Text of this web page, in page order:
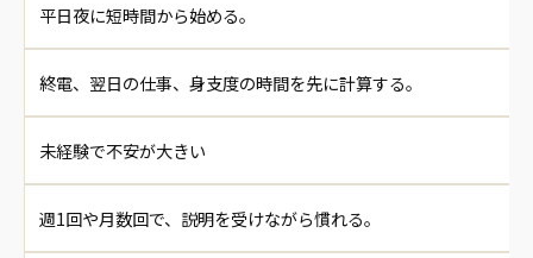
平日夜に短時間から始める。
終電、翌日の仕事、身支度の時間を先に計算する。
未経験で不安が大きい
週1回や月数回で、説明を受けながら慣れる。